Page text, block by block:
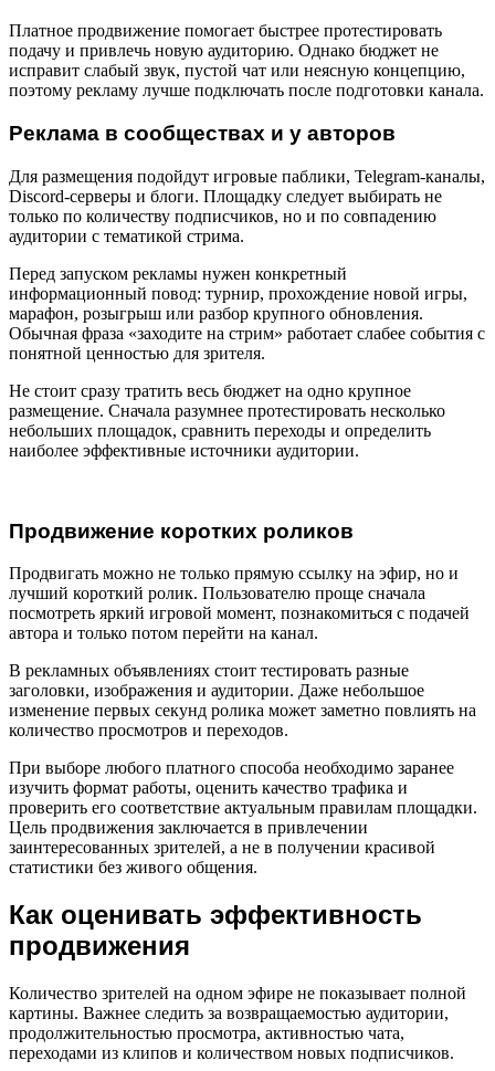
Платное продвижение помогает быстрее протестировать
подачу и привлечь новую аудиторию. Однако бюджет не
исправит слабый звук, пустой чат или неясную концепцию,
поэтому рекламу лучше подключать после подготовки канала.
Реклама в сообществах и у авторов
Для размещения подойдут игровые паблики, Telegram-каналы,
Discord-серверы и блоги. Площадку следует выбирать не
только по количеству подписчиков, но и по совпадению
аудитории с тематикой стрима.
Перед запуском рекламы нужен конкретный
информационный повод: турнир, прохождение новой игры,
марафон, розыгрыш или разбор крупного обновления.
Обычная фраза «заходите на стрим» работает слабее события с
понятной ценностью для зрителя.
Не стоит сразу тратить весь бюджет на одно крупное
размещение. Сначала разумнее протестировать несколько
небольших площадок, сравнить переходы и определить
наиболее эффективные источники аудитории.
Продвижение коротких роликов
Продвигать можно не только прямую ссылку на эфир, но и
лучший короткий ролик. Пользователю проще сначала
посмотреть яркий игровой момент, познакомиться с подачей
автора и только потом перейти на канал.
В рекламных объявлениях стоит тестировать разные
заголовки, изображения и аудитории. Даже небольшое
изменение первых секунд ролика может заметно повлиять на
количество просмотров и переходов.
При выборе любого платного способа необходимо заранее
изучить формат работы, оценить качество трафика и
проверить его соответствие актуальным правилам площадки.
Цель продвижения заключается в привлечении
заинтересованных зрителей, а не в получении красивой
статистики без живого общения.
Как оценивать эффективность
продвижения
Количество зрителей на одном эфире не показывает полной
картины. Важнее следить за возвращаемостью аудитории,
продолжительностью просмотра, активностью чата,
переходами из клипов и количеством новых подписчиков.